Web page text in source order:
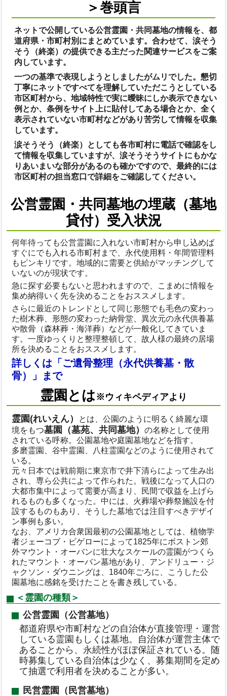
＞巻頭言
ネットで公開している公営霊園・共同墓地の情報を、都
道府県・市町村別にまとめています。合わせて、涙そう
そう（終楽）の提供できる主だった関連サービスをご案
内しています。
一つの基準で表現しようとしましたがムリでした。懇切
丁寧にネットですべてを理解していただこうとしている
市区町村から、地域特性で実に曖昧にしか表示できない
例とか、条例をサイト上に貼付してある場合とか、全く
表示されていない市町村などがあり苦労して情報を収集
しています。
涙そうそう（終楽）としても各市町村に電話で確認をし
て情報を収集していますが、涙そうそうサイトにもかな
りあいまいな部分があるのも確かですので、最終的には
市区町村の担当窓口で詳細をご確認してください。
公営霊園・共同墓地の埋蔵（墓地
貸付）受入状況
何年待っても公営霊園に入れない市町村から申し込めば
すぐにでも入れる市町村まで、永代使用料・年間管理料
もピンキリです。地域的に需要と供給がマッチングして
いないのが現状です。
急に探す必要もないと思われますので、こまめに情報を
集め納得いく先を決めることをおススメします。
さらに最近のトレンドとして同じ形態でも毛色の変わっ
た樹木葬、形態の変わった納骨堂、異次元の永代供養墓
や散骨（森林葬・海洋葬）などが一般化してきていま
す。一度ゆっくりと整理整頓して、故人様の最終の居場
所を決めることをおススメします。
詳しくは「ご遺骨整理（永代供養墓・散
骨）」まで
霊園とは※ウィキペディアより
霊園(れいえん）
とは、公園のように明るく綺麗な環
境をもつ墓園（墓苑、共同墓地）の名称として使用
されている呼称。公園墓地や庭園墓地などを指す。
多磨霊園、谷中霊園、八柱霊園などのように使用されて
いる。
元々日本では戦前期に東京市で井下清らによって生み出
され、専ら公共によって作られた。戦後になって人口の
大都市集中によって需要が高まり、民間で収益を上げら
れるものも多くなった。中には、火葬場や葬祭施設を付
設するものもあり、そうした墓地では注目すべきデザイ
ン事例も多い。
なお、アメリカ合衆国最初の公園墓地としては、植物学
者ジェーコブ・ビゲローによって1825年にボストン郊
外マウント・オーバンに壮大なスケールの霊園がつくら
れたマウント・オーバン墓地があり、アンドリュー・ジ
ャクソン・ダウニングは、1840年ごろに、こうした公
園墓地に感銘を受けたことを書き残している。
＜霊園の種類＞
公営霊園（公営墓地）
都道府県や市町村などの自治体が直接管理・運営
している霊園もしくは墓地。自治体が運営主体で
あることから、永続性がほぼ保証されている。随
時募集している自治体は少なく、募集期間を定め
て抽選で利用者を決めることが多い。
民営霊園（民営墓地）